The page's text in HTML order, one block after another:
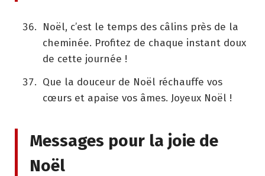
Noël, c’est le temps des câlins près de la
cheminée. Profitez de chaque instant doux
de cette journée !
Que la douceur de Noël réchauffe vos
cœurs et apaise vos âmes. Joyeux Noël !
Messages pour la joie de
Noël